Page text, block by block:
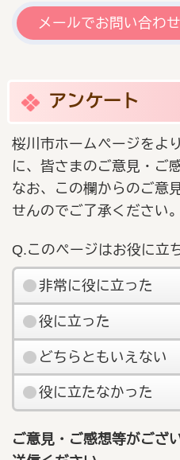
メールでお問い合わ
アンケート
桜川市ホームページをよ
に、皆さまのご意見・ご
なお、この欄からのご意
せんのでご了承ください。
Q.このページはお役に立
非常に役に立った
役に立った
どちらともいえない
役に立たなかった
ご意見・ご感想等がござ